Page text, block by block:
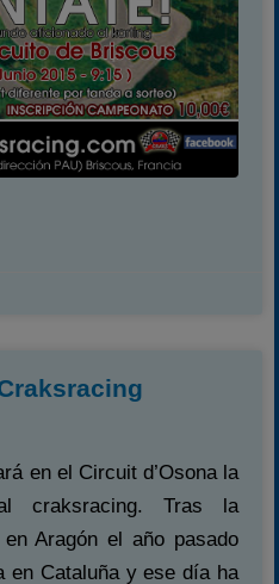
en el Circuit d’Osona la
craksracing. Tras la
Aragón el año pasado
en Cataluña y ese día ha